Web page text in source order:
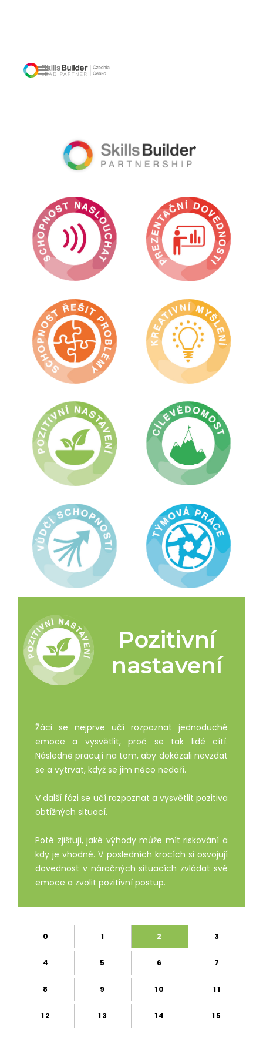
Pozitivní
nastavení
Žáci se nejprve učí rozpoznat jednoduché
emoce a vysvětlit, proč se tak lidé cítí.
Následně pracují na tom, aby dokázali nevzdat
se a vytrvat, když se jim něco nedaří.
V další fázi se učí rozpoznat a vysvětlit pozitiva
obtížných situací.
Poté zjišťují, jaké výhody může mít riskování a
kdy je vhodné. V posledních krocích si osvojují
dovednost v náročných situacích zvládat své
emoce a zvolit pozitivní postup.
0 1 2 3
4 5 6 7
8 9 10 11
12 13 14 15